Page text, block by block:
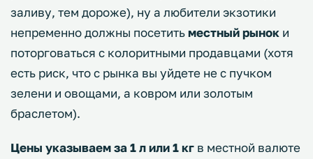
заливу, тем дороже), ну а любители экзотики
непременно должны посетитьместный рынок и
поторговаться с колоритными продавцами (хотя
есть риск, что с рынка вы уйдете не с пучком
зелени и овощами, а ковром или золотым
браслетом).
Цены указываем за 1 л или 1 кг в местной валюте